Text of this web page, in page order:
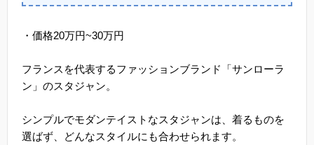
・価格20万円~30万円
フランスを代表するファッションブランド「サンローラ
ン」のスタジャン。
シンプルでモダンテイストなスタジャンは、着るものを
選ばず、どんなスタイルにも合わせられます。